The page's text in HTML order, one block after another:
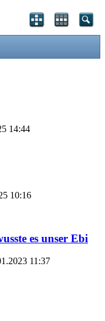
14:44
10:16
es unser Ebi
11:37